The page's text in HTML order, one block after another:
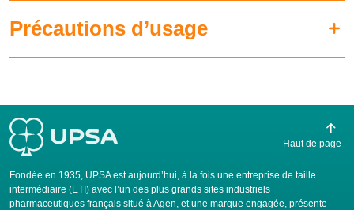
Précautions d’usage
Fondée en 1935, UPSA est aujourd’hui, à la fois une entreprise de taille
intermédiaire (ETI) avec l’un des plus grands sites industriels
pharmaceutiques français situé à Agen, et une marque engagée, présente
Haut de page